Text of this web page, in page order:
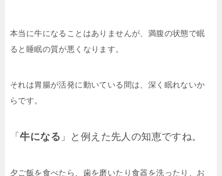
本当に牛になることはありませんが、満腹の状態で眠
ると睡眠の質が悪くなります。
それは胃腸が活発に動いている間は、深く眠れないか
らです。
「牛になる 」と例えた先人の知恵ですね。
夕ご飯を食べたら、歯を磨いたり食器を洗ったり、お